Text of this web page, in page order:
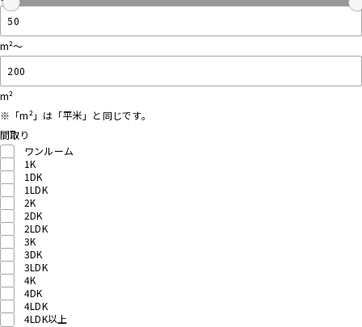
m²～
m²
※「m²」は「平米」と同じです。
間取り
ワンルーム
1K
1DK
1LDK
2K
2DK
2LDK
3K
3DK
3LDK
4K
4DK
4LDK
4LDK以上